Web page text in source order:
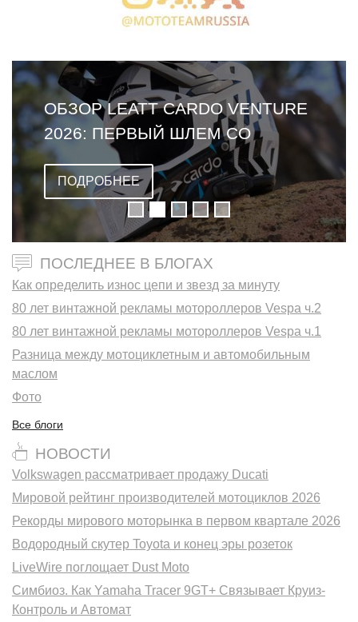
ОБЗОР LEATT CARDO VENTURE
2026: ПЕРВЫЙ ШЛЕМ СО
ВСТРОЕННОЙ ГАРНИТУРОЙ
ПОДРОБНЕЕ
ПОСЛЕДНЕЕ В БЛОГАХ
Как определить износ цепи и звезд за минуту
80 лет винтажной рекламы мотороллеров Vespa ч.2
80 лет винтажной рекламы мотороллеров Vespa ч.1
Разница между мотоциклетным и автомобильным
маслом
Фото
Все блоги
НОВОСТИ
Volkswagen рассматривает продажу Ducati
Мировой рейтинг производителей мотоциклов 2026
Рекорды мирового моторынка в первом квартале 2026
Водородный скутер Toyota и конец эры розеток
LiveWire поглощает Dust Moto
Симбиоз. Как Yamaha Tracer 9GT+ Связывает Круиз-
Контроль и Автомат